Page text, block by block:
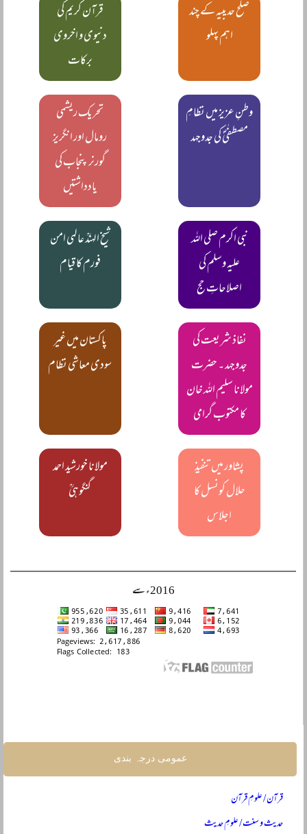
صلح حدیبیہ کے چند
اہم پہلو
قرآن کریم کی
دنیوی و اخروی
برکات
وطنِ عزیز میں نظامِ
مصطفٰیؐ کی جدوجہد
تحریک ریشمی
رومال اور انگریز
گورنر پنجاب کی
یادداشتیں
نبی اکرم صلی اللہ
علیہ وسلم کی
اصلاحاتِ حج
شیخ الہندؒ عالمی امن
فورم کا قیام
نفاذ شریعت کی
جدوجہد ۔ حضرت
مولانا سلیم اللہ خان
کا مکتوب گرامی
پاکستان میں غیر
سودی معاشی نظام
پشاور میں تنفیذِ
حلال کونسل کا
اجلاس
مولانا خورشید احمد
گنگوہیؒ
2016ء سے
عمومی درجہ بندی
قرآن / علومِ قرآن
حدیث و سنت / علومِ حدیث